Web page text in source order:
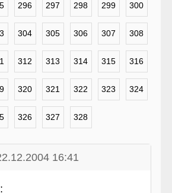
296 297 298 299 300
304 305 306 307 308
312 313 314 315 316
320 321 322 323 324
326 327 328
16:41